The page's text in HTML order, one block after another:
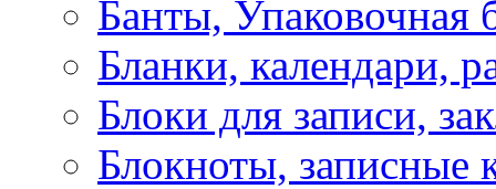
Банты, Упаковочная
Бланки, календари,
Блоки для записи,
Блокноты, записные